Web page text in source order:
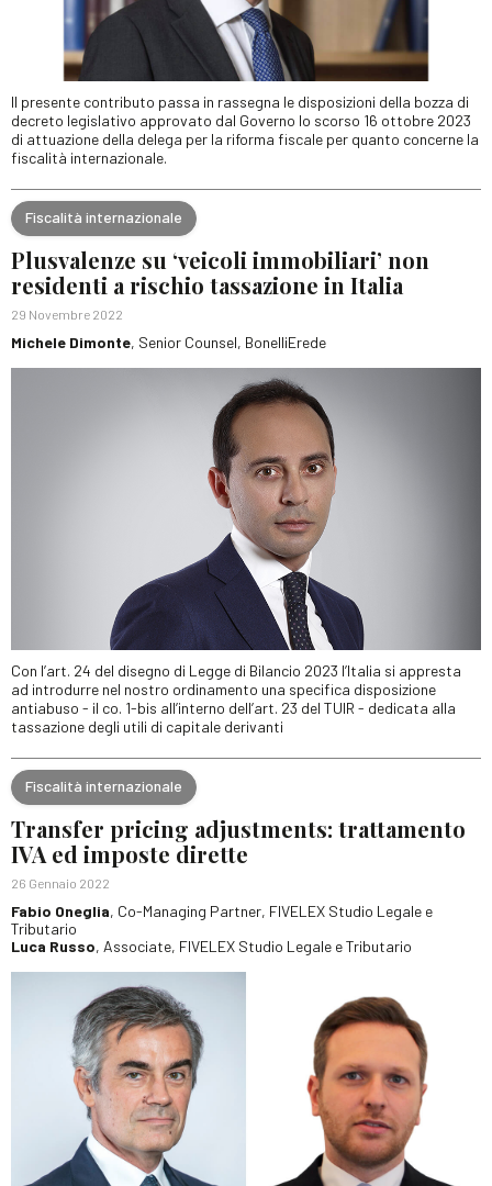
Il presente contributo passa in rassegna le disposizioni della bozza di
decreto legislativo approvato dal Governo lo scorso 16 ottobre 2023
di attuazione della delega per la riforma fiscale per quanto concerne la
fiscalità internazionale.
Fiscalità internazionale
Plusvalenze su ‘veicoli immobiliari’ non
residenti a rischio tassazione in Italia
29 Novembre 2022
Michele Dimonte, Senior Counsel, BonelliErede
Con l’art. 24 del disegno di Legge di Bilancio 2023 l’Italia si appresta
ad introdurre nel nostro ordinamento una specifica disposizione
antiabuso - il co. 1-bis all’interno dell’art. 23 del TUIR - dedicata alla
tassazione degli utili di capitale derivanti
Fiscalità internazionale
Transfer pricing adjustments: trattamento
IVA ed imposte dirette
26 Gennaio 2022
Fabio Oneglia, Co-Managing Partner, FIVELEX Studio Legale e
Tributario
Luca Russo, Associate, FIVELEX Studio Legale e Tributario